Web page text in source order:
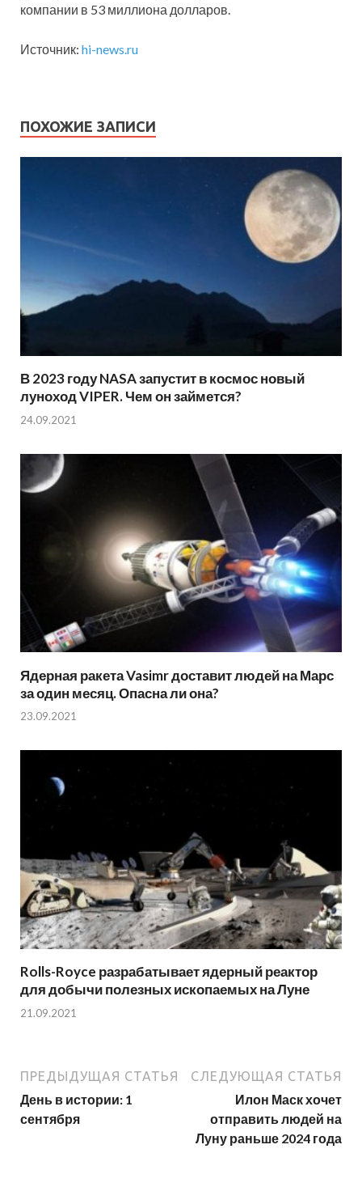
компании в 53 миллиона долларов.
Источник: hi-news.ru
ПОХОЖИЕ ЗАПИСИ
В 2023 году NASA запустит в космос новый
луноход VIPER. Чем он займется?
24.09.2021
Ядерная ракета Vasimr доставит людей на Марс
за один месяц. Опасна ли она?
23.09.2021
Rolls-Royce разрабатывает ядерный реактор
для добычи полезных ископаемых на Луне
21.09.2021
ПРЕДЫДУЩАЯ СТАТЬЯ
День в истории: 1
сентября
СЛЕДУЮЩАЯ СТАТЬЯ
Илон Маск хочет
отправить людей на
Луну раньше 2024 года